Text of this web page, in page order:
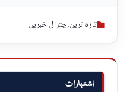
اشتہارات
تازہ ترین,چترال خبریں